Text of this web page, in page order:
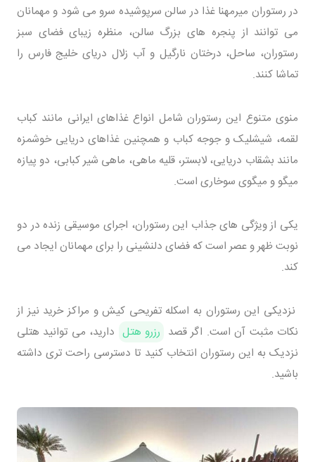
در رستوران میرمهنا غذا در سالن سرپوشیده سرو می شود و مهمانان
می توانند از پنجره های بزرگ سالن، منظره زیبای فضای سبز
رستوران، ساحل، درختان نارگیل و آب زلال دریای خلیج فارس را
تماشا کنند.
منوی متنوع این رستوران شامل انواع غذاهای ایرانی مانند کباب
لقمه، شیشلیک و جوجه کباب و همچنین غذاهای دریایی خوشمزه
مانند بشقاب دریایی، لابستر، قلیه ماهی، ماهی شیر کبابی، دو پیازه
میگو و میگوی سوخاری است.
یکی از ویژگی های جذاب این رستوران، اجرای موسیقی زنده در دو
نوبت ظهر و عصر است که فضای دلنشینی را برای مهمانان ایجاد می
کند.
نزدیکی این رستوران به اسکله تفریحی کیش و مراکز خرید نیز از
نکات مثبت آن است. اگر قصد رزرو هتل دارید، می توانید هتلی
نزدیک به این رستوران انتخاب کنید تا دسترسی راحت تری داشته
باشید.